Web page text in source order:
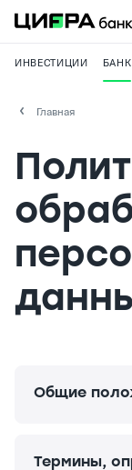
ИНВЕСТИЦИИ БАНК
Главная
Общие
Термины,